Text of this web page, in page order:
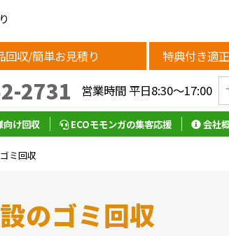
回収/簡単お見積り 特典付き適
2731 営業時間 平日8:30～17:00
向け回収 ECOモモンガの集客応援 会社
ミ回収
のゴミ回収